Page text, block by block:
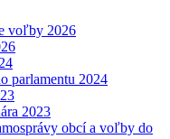
voľby 2026
parlamentu 2024
2023
obcí a voľby do